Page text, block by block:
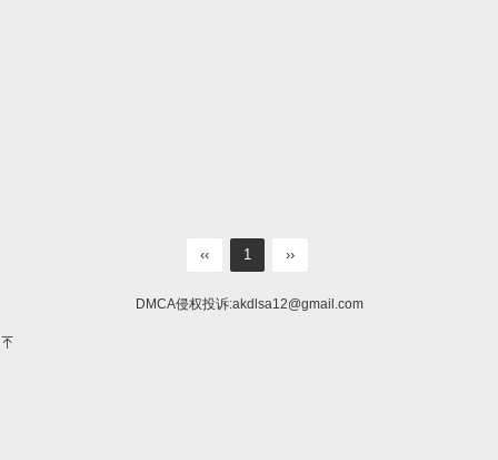
‹‹ 1 ››
DMCA侵权投诉:akdlsa12@gmail.com